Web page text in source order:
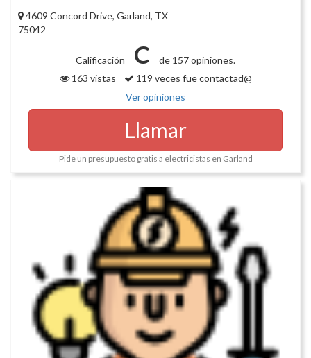
4609 Concord Drive, Garland, TX
75042
Calificación C
de 157 opiniones.
163 vistas
119 veces fue contactad@
Ver opiniones
Llamar
Pide un presupuesto gratis a electricistas en Garland